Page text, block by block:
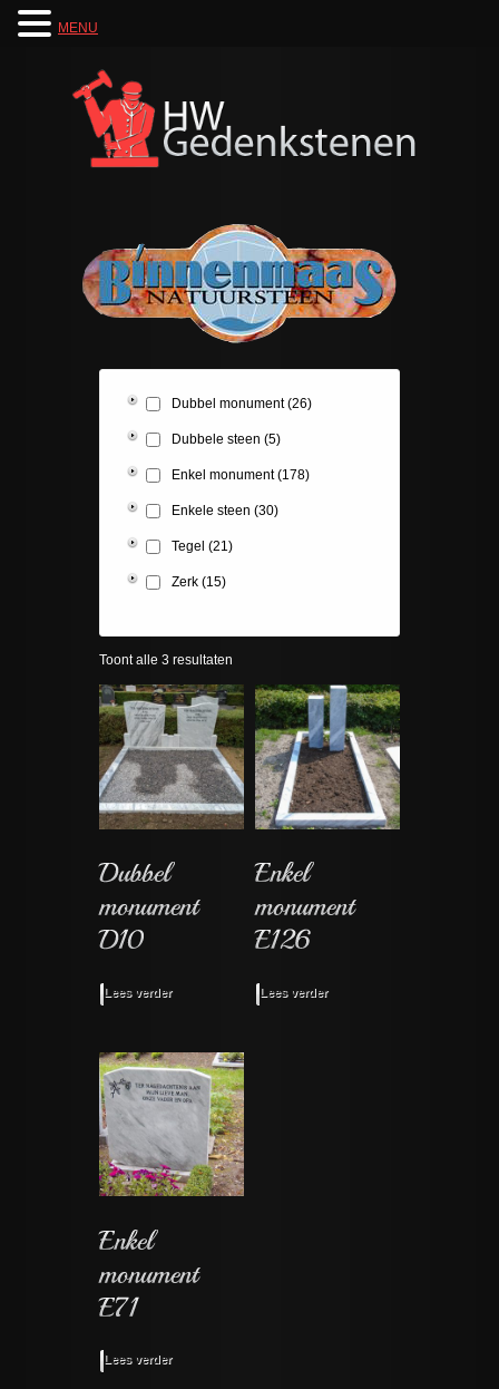
Dubbel monument (26)
Dubbele steen (5)
Enkel monument (178)
Enkele steen (30)
Tegel (21)
Zerk (15)
Toont alle 3 resultaten
Lees verder Lees verder
Lees verder
MENU